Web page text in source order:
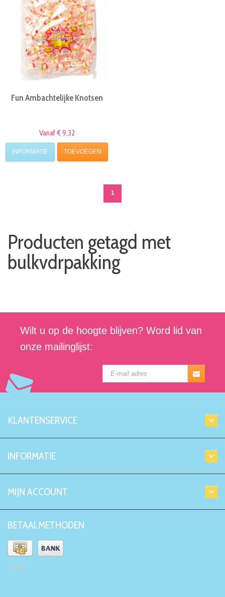
Fun Ambachtelijke Knotsen
Vanaf € 9,32
INFORMATIE TOEVOEGEN
1
Producten getagd met
bulkvdrpakking
Wilt u op de hoogte blijven? Word lid van
onze mailinglijst:
KLANTENSERVICE
INFORMATIE
MIJN ACCOUNT
BETAALMETHODEN
Kiyoh